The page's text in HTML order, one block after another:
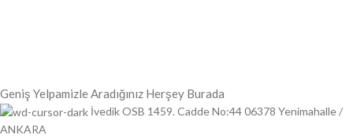
Geniş Yelpamizle Aradığınız Herşey Burada
İvedik OSB 1459. Cadde No:44 06378 Yenimahalle /
ANKARA